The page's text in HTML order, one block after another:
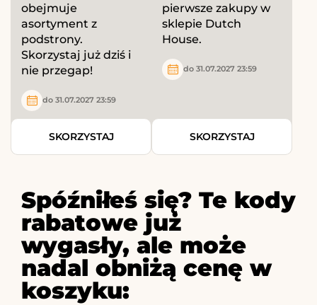
obejmuje
asortyment z
podstrony.
Skorzystaj już dziś i
nie przegap!
do 31.07.2027 23:59
SKORZYSTAJ
pierwsze zakupy w
sklepie Dutch
House.
do 31.07.2027 23:59
SKORZYSTAJ
Spóźniłeś się? Te kody
rabatowe już
wygasły, ale może
nadal obniżą cenę w
koszyku: